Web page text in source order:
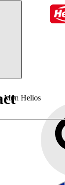
Mon Helios